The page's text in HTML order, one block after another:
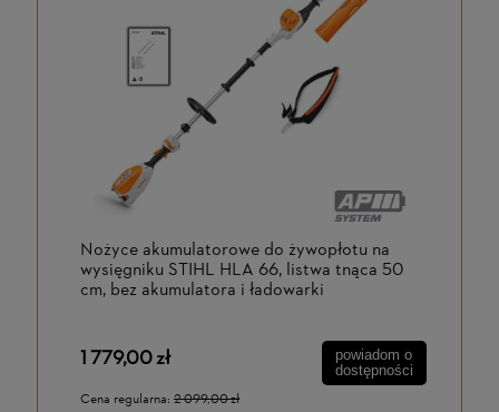
Nożyce akumulatorowe do żywopłotu na
wysięgniku STIHL HLA 66, listwa tnąca 50
cm, bez akumulatora i ładowarki
1 779,00 zł
Cena regularna: 2 099,00 zł
powiadom o
dostępności